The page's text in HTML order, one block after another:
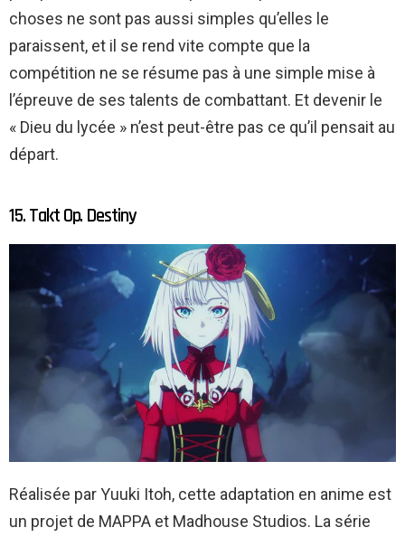
choses ne sont pas aussi simples qu’elles le
paraissent, et il se rend vite compte que la
compétition ne se résume pas à une simple mise à
l’épreuve de ses talents de combattant. Et devenir le
« Dieu du lycée » n’est peut-être pas ce qu’il pensait au
départ.
15. Takt Op. Destiny
Réalisée par Yuuki Itoh, cette adaptation en anime est
un projet de MAPPA et Madhouse Studios. La série